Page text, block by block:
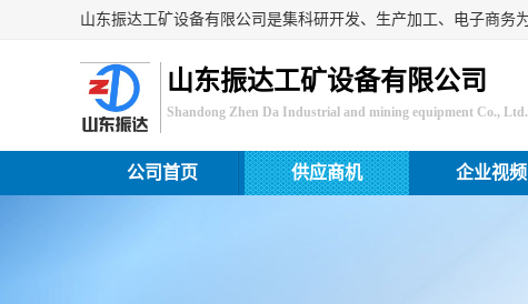
山东振达工矿设备有限公司
Shandong Zhen Da Industrial and mining equipment Co., Ltd.
公司首页 供应商机 企业视频